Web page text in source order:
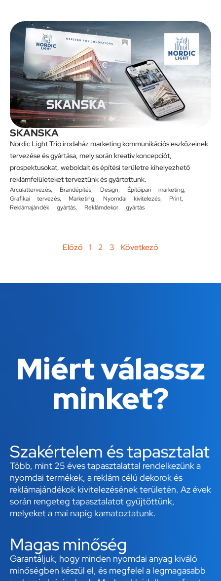
SKANSKA
Nordic Light Trio irodaház marketing kommunikációs eszközeinek
tervezése és gyártása, mely során kreatív koncepciót,
prospektusokat, weboldalt és építési területre kihelyezhető
reklámfelületeket terveztünk és gyártottunk.
Arculattervezés, Brandépítés, Design, Építőipari marketing,
Grafikai tervezés, Marketing, Nyomdai kivitelezés, Print,
Reklámajándék gyártás, Reklámdekor gyártás
Előző 1 2 3 Következő
Miért válassz
minket?
Szakértelem és tapasztalat
Több, mint 25 éves tapasztalattal rendelkezünk a
nyomdai termékek, a reklám célú dekorok és
reklámajándékok kivitelezésének területén. Az évek
során rengeteg tapasztalatot gyűjtöttünk,
melyeket a mai napig kamatoztatunk.
Magas minőség
Garantáljuk, hogy minden nyomdai anyag kiváló
minőségben készül el, és megfelel a legmagasabb